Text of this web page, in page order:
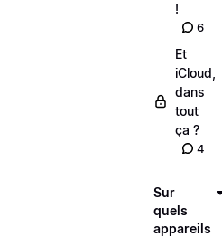
!
6
Et
iCloud,
dans
tout
ça ?
4
Sur
quels
appareils